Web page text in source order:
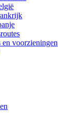
voorzieningen